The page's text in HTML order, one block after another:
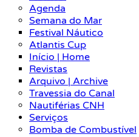
Agenda
Semana do Mar
Festival Náutico
Atlantis Cup
Início | Home
Revistas
Arquivo | Archive
Travessia do Canal
Nautiférias CNH
Serviços
Bomba de Combustível